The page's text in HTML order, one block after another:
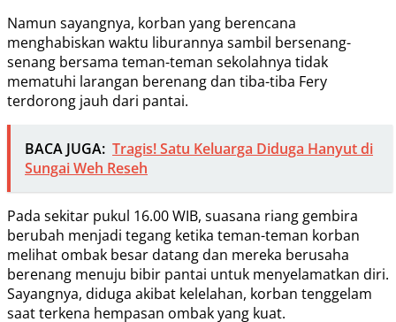
Namun sayangnya, korban yang berencana
menghabiskan waktu liburannya sambil bersenang-
senang bersama teman-teman sekolahnya tidak
mematuhi larangan berenang dan tiba-tiba Fery
terdorong jauh dari pantai.
BACA JUGA: Tragis! Satu Keluarga Diduga Hanyut di
Sungai Weh Reseh
Pada sekitar pukul 16.00 WIB, suasana riang gembira
berubah menjadi tegang ketika teman-teman korban
melihat ombak besar datang dan mereka berusaha
berenang menuju bibir pantai untuk menyelamatkan diri.
Sayangnya, diduga akibat kelelahan, korban tenggelam
saat terkena hempasan ombak yang kuat.